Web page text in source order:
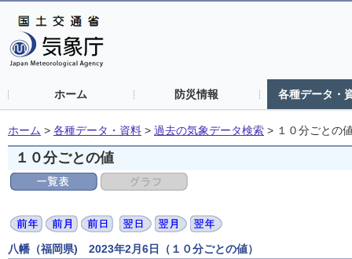
ホーム 防災情報 各種データ・
ホーム > 各種データ・資料 > 過去の気象データ検索 > １０分ごとの
１０分ごとの値
八幡（福岡県) 2023年2月6日（１０分ごとの値）